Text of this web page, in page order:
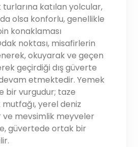
katılan yolcular,
olsa konforlu, genellikle
konaklaması
noktası, misafirlerin
okuyarak ve geçen
geçirdiği dış güverte
etmektedir. Yemek
bir vurgudur; taze
mutfağı, yerel deniz
ve mevsimlik meyveler
güvertede ortak bir